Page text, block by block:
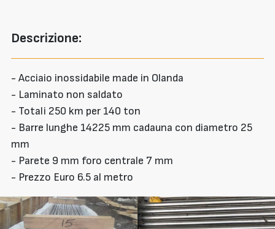
Descrizione:
- Acciaio inossidabile made in Olanda
- Laminato non saldato
- Totali 250 km per 140 ton
- Barre lunghe 14225 mm cadauna con diametro 25
mm
- Parete 9 mm foro centrale 7 mm
- Prezzo Euro 6.5 al metro